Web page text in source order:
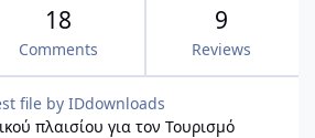
18
Comments
9
Reviews
file by IDdownloads
πλαισίου για τον Τουρισμό